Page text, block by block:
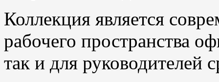
Коллекция является
рабочего пространства
так и для руководителей